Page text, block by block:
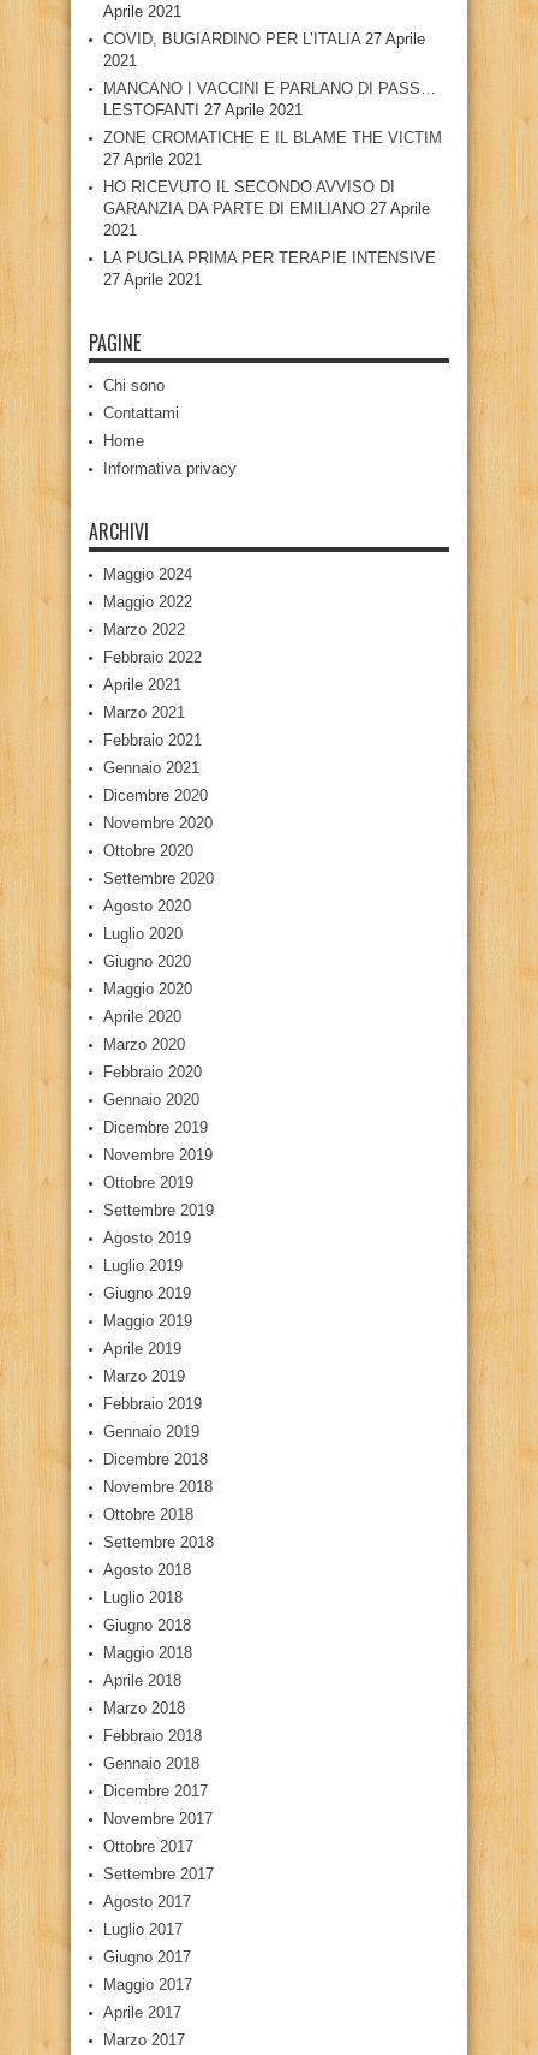
Aprile 2021
COVID, BUGIARDINO PER L’ITALIA 27 Aprile
2021
MANCANO I VACCINI E PARLANO DI PASS…
LESTOFANTI 27 Aprile 2021
ZONE CROMATICHE E IL BLAME THE VICTIM
27 Aprile 2021
HO RICEVUTO IL SECONDO AVVISO DI
GARANZIA DA PARTE DI EMILIANO 27 Aprile
2021
LA PUGLIA PRIMA PER TERAPIE INTENSIVE
27 Aprile 2021
PAGINE
Chi sono
Contattami
Home
Informativa privacy
ARCHIVI
Maggio 2024
Maggio 2022
Marzo 2022
Febbraio 2022
Aprile 2021
Marzo 2021
Febbraio 2021
Gennaio 2021
Dicembre 2020
Novembre 2020
Ottobre 2020
Settembre 2020
Agosto 2020
Luglio 2020
Giugno 2020
Maggio 2020
Aprile 2020
Marzo 2020
Febbraio 2020
Gennaio 2020
Dicembre 2019
Novembre 2019
Ottobre 2019
Settembre 2019
Agosto 2019
Luglio 2019
Giugno 2019
Maggio 2019
Aprile 2019
Marzo 2019
Febbraio 2019
Gennaio 2019
Dicembre 2018
Novembre 2018
Ottobre 2018
Settembre 2018
Agosto 2018
Luglio 2018
Giugno 2018
Maggio 2018
Aprile 2018
Marzo 2018
Febbraio 2018
Gennaio 2018
Dicembre 2017
Novembre 2017
Ottobre 2017
Settembre 2017
Agosto 2017
Luglio 2017
Giugno 2017
Maggio 2017
Aprile 2017
Marzo 2017